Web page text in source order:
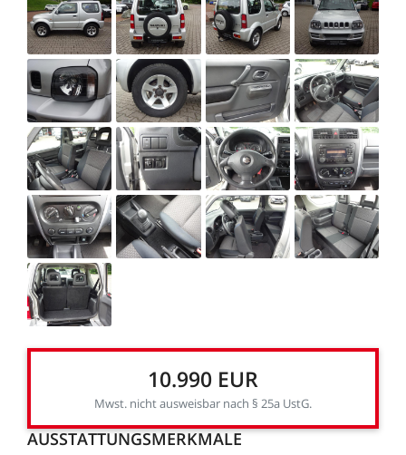
10.990 EUR
Mwst. nichtausweisbar nach § 25a UstG.
AUSSTATTUNGSMERKMALE